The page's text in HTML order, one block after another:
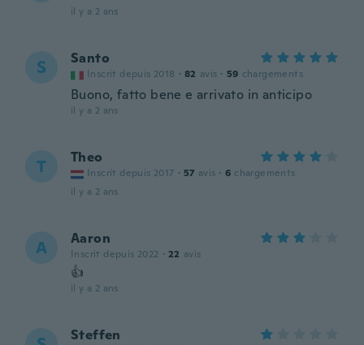
il y a 2 ans
S Santo
Inscrit depuis 2018 · 82 avis · 59 chargements
Buono, fatto bene e arrivato in anticipo
il y a 2 ans
T Theo
Inscrit depuis 2017 · 57 avis · 6 chargements
il y a 2 ans
A Aaron
Inscrit depuis 2022 · 22 avis
👍
il y a 2 ans
Steffen